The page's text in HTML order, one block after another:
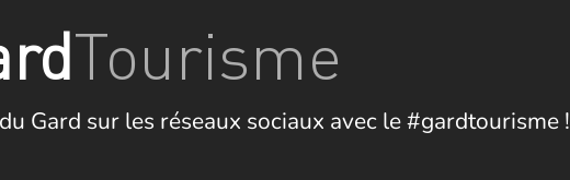
Tourisme
Gard sur les réseaux sociaux avec le #gardtourisme !